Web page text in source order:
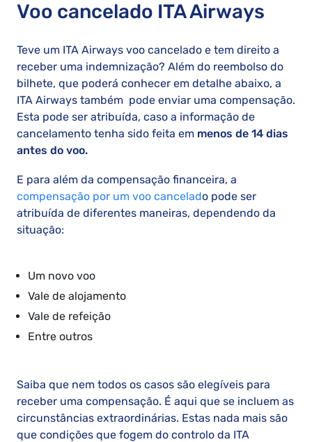
Voo cancelado ITA Airways
Teve um ITA Airways voo cancelado e tem direito a
receber uma indemnização? Além do reembolso do
bilhete, que poderá conhecer em detalhe abaixo, a
ITA Airways também pode enviar uma compensação.
Esta pode ser atribuída, caso a informação de
cancelamento tenha sido feita em menos de 14 dias
antes do voo.
E para além da compensação financeira, a
compensação por um voo cancelado pode ser
atribuída de diferentes maneiras, dependendo da
situação:
Um novo voo
Vale de alojamento
Vale de refeição
Entre outros
Saiba que nem todos os casos são elegíveis para
receber uma compensação. É aqui que se incluem as
circunstâncias extraordinárias. Estas nada mais são
que condições que fogem do controlo da ITA